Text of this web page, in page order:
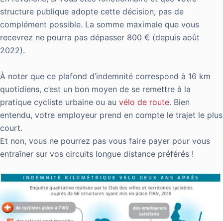
structure publique adopte cette décision, pas de
complément possible. La somme maximale que vous
recevrez ne pourra pas dépasser 800 € (depuis août
2022).
À noter que ce plafond d’indemnité correspond à 16 km
quotidiens, c’est un bon moyen de se remettre à la
pratique cycliste urbaine ou au vélo de route. Bien
entendu, votre employeur prend en compte le trajet le plus
court.
Et non, vous ne pourrez pas vous faire payer pour vous
entraîner sur vos circuits longue distance préférés !